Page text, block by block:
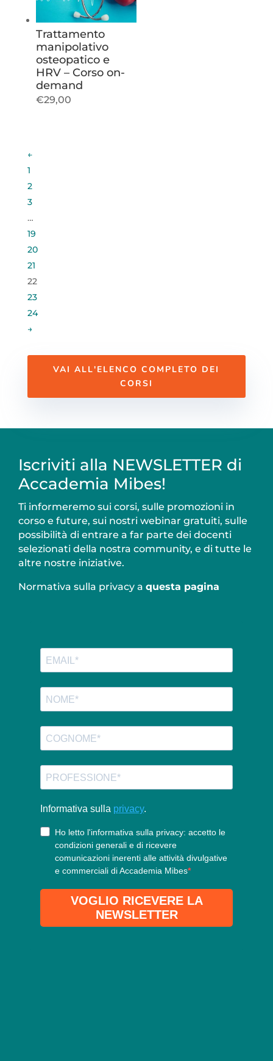
Trattamento
manipolativo
osteopatico e
HRV – Corso on-
demand
€29,00
←
1
2
3
…
19
20
21
22
23
24
→
VAI ALL'ELENCO COMPLETO DEI
CORSI
Iscriviti alla NEWSLETTER di
Accademia Mibes!
Ti informeremo sui corsi, sulle promozioni in
corso e future, sui nostri webinar gratuiti, sulle
possibilità di entrare a far parte dei docenti
selezionati della nostra community, e di tutte le
altre nostre iniziative.
Normativa sulla privacy a questa pagina